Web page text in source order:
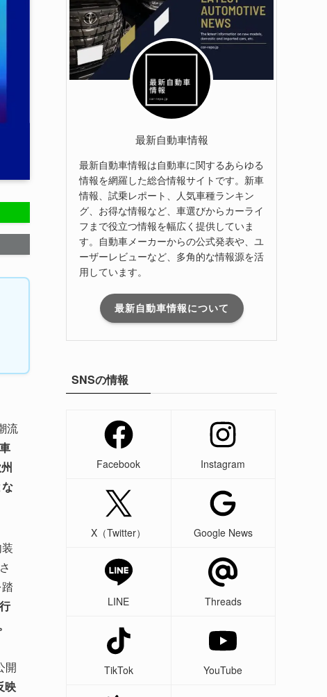
流
開
映
最新自動車情報
最新自動車情報は自動車に関するあらゆる
情報を網羅した総合情報サイトです。新車
情報、試乗レポート、人気車種ランキン
グ、お得な情報など、車選びからカーライ
フまで役立つ情報を幅広く提供していま
す。自動車メーカーからの公式発表や、ユ
ーザーレビューなど、多角的な情報源を活
用しています。
最新自動車情報について
SNSの情報
Facebook Instagram
X（Twitter） Google News
LINE Threads
TikTok YouTube